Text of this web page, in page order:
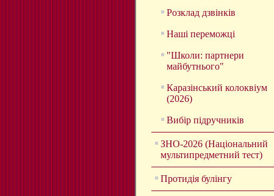
Розклад дзвінків
Наші переможці
"Школи: партнери
майбутнього"
Каразінський колоквіум
(2026)
Вибір підручників
ЗНО-2026 (Національний
мультипредметний тест)
Протидія булінгу